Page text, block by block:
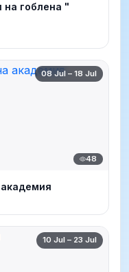
на гоблена "
08 Jul – 18 Jul
48
10 Jul – 23 Jul